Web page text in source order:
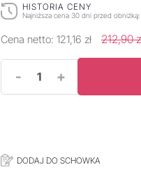
HISTORIA CENY
Najniższa cena 30 dni przed obniżką:
Cena netto: 121,16 zł 212,90
- +
DODAJ DO SCHOWKA